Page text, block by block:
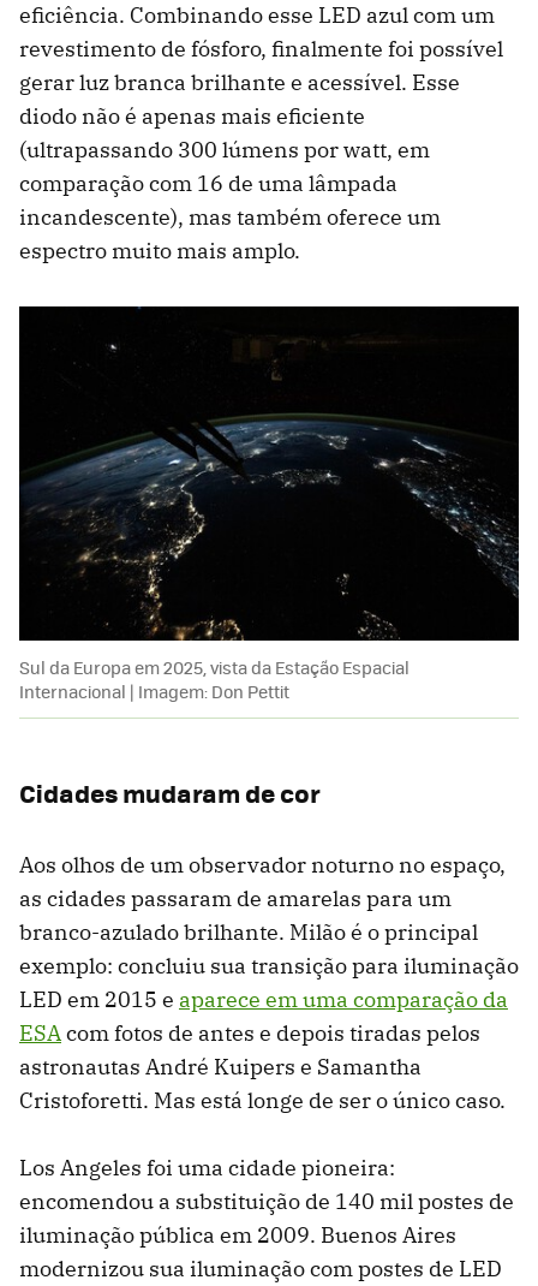
eficiência. Combinando esse LED azul com um
revestimento de fósforo, finalmente foi possível
gerar luz branca brilhante e acessível. Esse
diodo não é apenas mais eficiente
(ultrapassando 300 lúmens por watt, em
comparação com 16 de uma lâmpada
incandescente), mas também oferece um
espectro muito mais amplo.
Sul da Europa em 2025, vista da Estação Espacial
Internacional | Imagem: Don Pettit
Cidades mudaram de cor
Aos olhos de um observador noturno no espaço,
as cidades passaram de amarelas para um
branco-azulado brilhante. Milão é o principal
exemplo: concluiu sua transição para iluminação
LED em 2015 e aparece em uma comparação da
ESAcom fotos de antes e depois tiradas pelos
astronautas André Kuipers e Samantha
Cristoforetti. Mas está longe de ser o único caso.
Los Angeles foi uma cidade pioneira:
encomendou a substituição de 140 mil postes de
iluminação pública em 2009. Buenos Aires
modernizou sua iluminação com postes de LED